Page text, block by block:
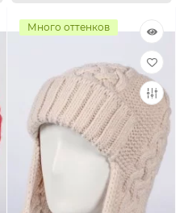
Много оттенков